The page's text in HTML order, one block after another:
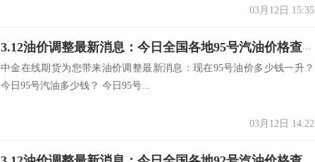
03月12日 15:35
3.12油价调整最新消息：今日全国各地95号汽油价格查询一览
中金在线期货为您带来油价调整最新消息：现在95号油价多少钱一升？
今日95号汽油多少钱？ 今日95号...
03月12日 14:22